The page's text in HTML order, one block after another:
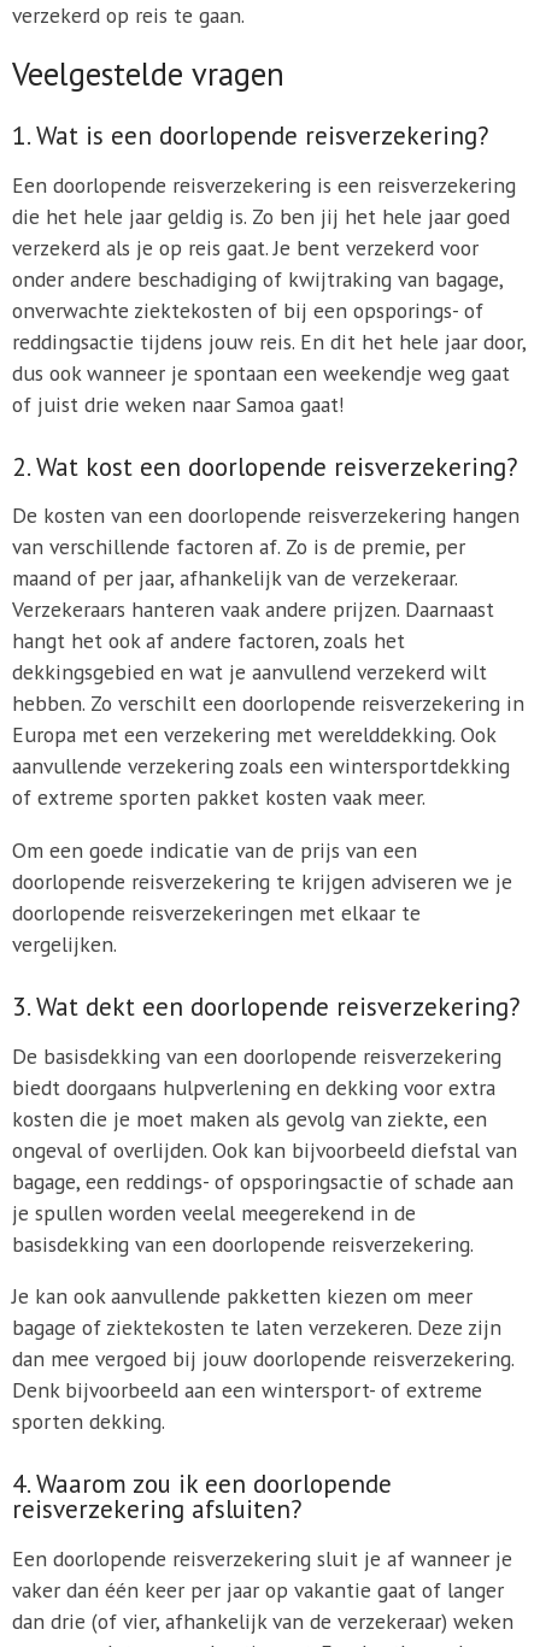
verzekerd op reis te gaan.
Veelgestelde vragen
1. Wat is een doorlopende reisverzekering?
Een doorlopende reisverzekering is een reisverzekering
die het hele jaar geldig is. Zo ben jij het hele jaar goed
verzekerd als je op reis gaat. Je bent verzekerd voor
onder andere beschadiging of kwijtraking van bagage,
onverwachte ziektekosten of bij een opsporings- of
reddingsactie tijdens jouw reis. En dit het hele jaar door,
dus ook wanneer je spontaan een weekendje weg gaat
of juist drie weken naar Samoa gaat!
2. Wat kost een doorlopende reisverzekering?
De kosten van een doorlopende reisverzekering hangen
van verschillende factoren af. Zo is de premie, per
maand of per jaar, afhankelijk van de verzekeraar.
Verzekeraars hanteren vaak andere prijzen. Daarnaast
hangt het ook af andere factoren, zoals het
dekkingsgebied en wat je aanvullend verzekerd wilt
hebben. Zo verschilt een doorlopende reisverzekering in
Europa met een verzekering met werelddekking. Ook
aanvullende verzekering zoals een wintersportdekking
of extreme sporten pakket kosten vaak meer.
Om een goede indicatie van de prijs van een
doorlopende reisverzekering te krijgen adviseren we je
doorlopende reisverzekeringen met elkaar te
vergelijken.
3. Wat dekt een doorlopende reisverzekering?
De basisdekking van een doorlopende reisverzekering
biedt doorgaans hulpverlening en dekking voor extra
kosten die je moet maken als gevolg van ziekte, een
ongeval of overlijden. Ook kan bijvoorbeeld diefstal van
bagage, een reddings- of opsporingsactie of schade aan
je spullen worden veelal meegerekend in de
basisdekking van een doorlopende reisverzekering.
Je kan ook aanvullende pakketten kiezen om meer
bagage of ziektekosten te laten verzekeren. Deze zijn
dan mee vergoed bij jouw doorlopende reisverzekering.
Denk bijvoorbeeld aan een wintersport- of extreme
sporten dekking.
4. Waarom zou ik een doorlopende
reisverzekering afsluiten?
Een doorlopende reisverzekering sluit je af wanneer je
vaker dan één keer per jaar op vakantie gaat of langer
dan drie (of vier, afhankelijk van de verzekeraar) weken